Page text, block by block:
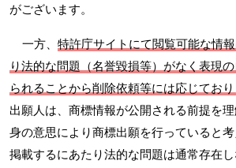
がございます。
一方、 特許庁サイトにて閲覧可能な情
り法的な問題（名誉毀損等）がなく表現
られることから削除依頼等には応じてお
出願人は、商標情報が公開される前提を
身の意思により商標出願を行っていると
掲載するにあたり法的な問題は通常存在